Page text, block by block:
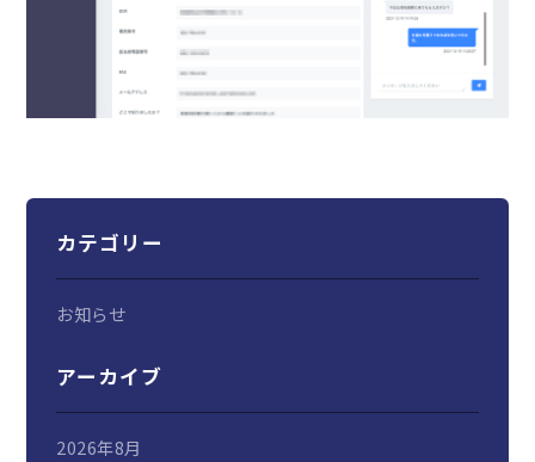
カテゴリー
お知らせ
アーカイブ
2026年8月